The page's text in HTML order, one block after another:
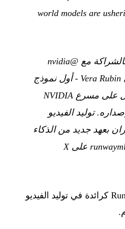
world models are
نحن سعداء بالشراكة مع @nvidia
لجلب Gen-4.5 إلى Vera Rubin - أول نموذج
لتوليد الفيديو يعمل على مسرع NVIDIA
توليد الفيديو
بعهد جديد من الذكاء
تضع هذه الشراكة Runway كرائدة في توليد الفيديو